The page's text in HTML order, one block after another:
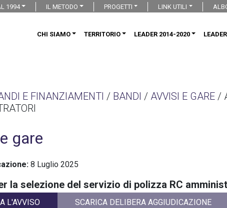
1994 IL METODO PROGETTI LINK UTILI
CHI SIAMO TERRITORIO LEADER 2014-2020
E FINANZIAMENTI / BANDI / AVVISI E GARE /
gare
8 Luglio 2025
la selezione del servizio di polizza RC
L'AVVISO SCARICA DELIBERA AGGIUDICAZIONE